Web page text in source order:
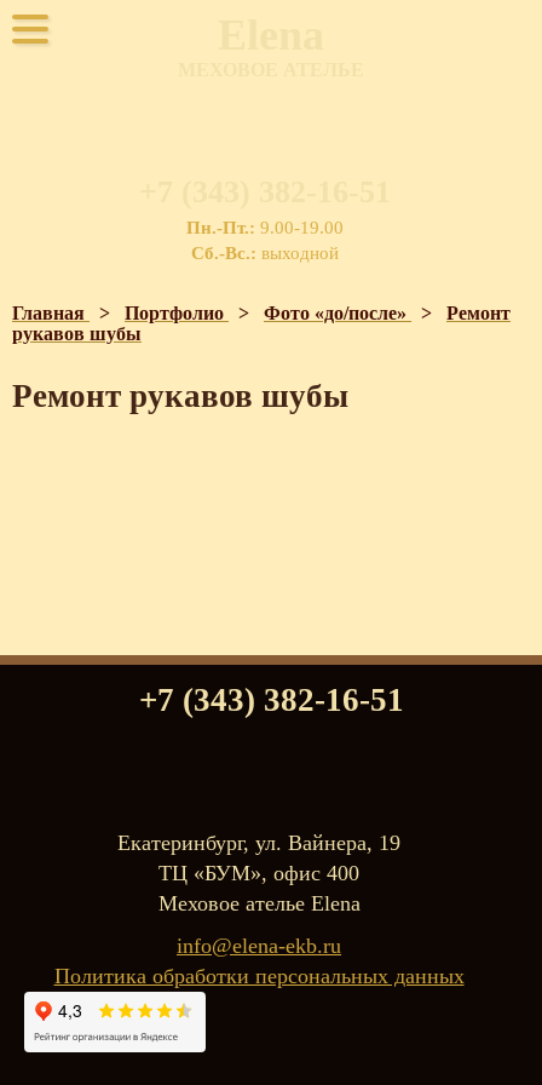
Пн.-Пт.: 9.00-19.00
Сб.-Вс.: выходной
Главная > Портфолио > Фото «до/после» > Ремонт
рукавов шубы
Ремонт рукавов шубы
+7 (343) 382-16-51
Екатеринбург, ул. Вайнера, 19
ТЦ «БУМ», офис 400
Меховое ателье Elena
info@elena-ekb.ru
Политика обработки персональных данных